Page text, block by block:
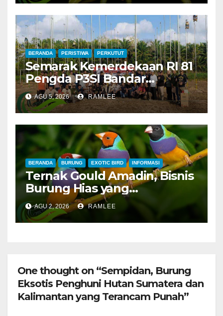
BERANDA PERISTIWA PERKUTUT
Semarak Kemerdekaan RI 81
Pengda P3SI Bandar
Lampung, Potong Tumpeng
Menandai Peresmian
Lapangan Baru, Mawar
Merah dan Jahanam Juara
AGU 5, 2026 RAMLEE
BERANDA BURUNG EXOTIC BIRD INFORMASI
Ternak Gould Amadin, Bisnis
Burung Hias yang
Menguntungkan
AGU 2, 2026 RAMLEE
One thought on “Sempidan, Burung
Eksotis Penghuni Hutan Sumatera dan
Kalimantan yang Terancam Punah”